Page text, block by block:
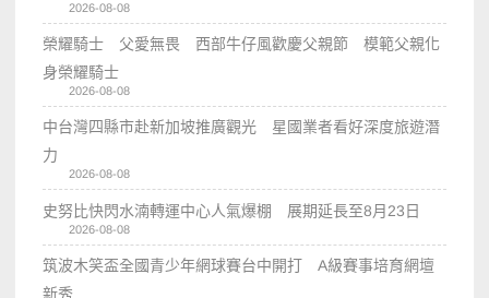
2026-08-08
榮耀騎士 父愛無畏 西部牛仔風歡慶父親節 模範父親化
身榮耀騎士
2026-08-08
中台灣四縣市赴新加坡推廣觀光 星國業者看好深度旅遊潛
力
2026-08-08
史努比快閃水湳轉運中心人氣爆棚 展期延長至8月23日
2026-08-08
筑波木笑盃全國青少年網球賽台中開打 A級賽事培育網壇
新秀